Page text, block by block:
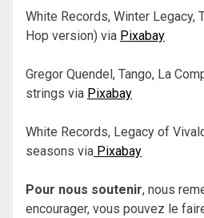
White Records, Winter Legacy,
Hop version) via Pixabay
Gregor Quendel, Tango, La
strings via Pixabay
White Records, Legacy of
seasons via Pixabay
Pour nous soutenir, nous
encourager, vous pouvez le